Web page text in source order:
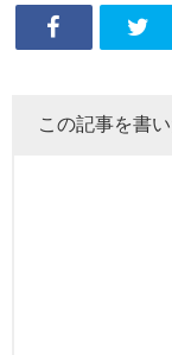
この記事を書い